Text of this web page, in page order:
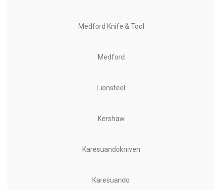
Medford Knife & Tool
Medford
Lionsteel
Kershaw
Karesuandokniven
Karesuando